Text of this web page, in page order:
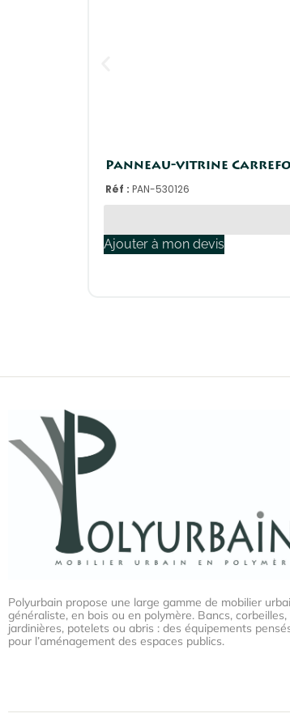
Panneau-vitrine
Réf : PAN-530126
Ajouter à mon devis
Polyurbain propose une large gamme de mobilier
généraliste, en bois ou en polymère. Bancs, corbeilles,
jardinières, potelets ou abris : des équipements
pour l’aménagement des espaces publics.